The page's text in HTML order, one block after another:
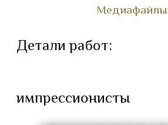
Медиафайлы
Детали работ:
импрессионисты